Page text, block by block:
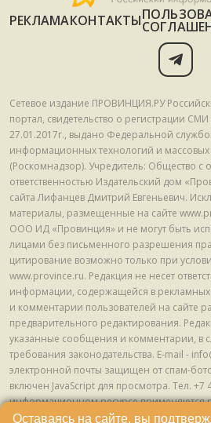
РЕКЛАМАКОНТАКТЫ
Сетевое издание ПРОВИНЦИЯ.РУ
портал, свидетельство о регистрации
27.01.2017г., выдано Федеральной
информационных технологий и
(Роскомнадзор). Учредитель: Общество с
ответственностью Издательский дом
сайта Лифанцев Дмитрий Евгеньевич.
материалы, размещенные на сайте
ООО ИД «Провинция» и не могут быть
лицами без письменного разрешения
цитирование возможно только при
www.province.ru. Редакция не несет
информации, содержащейся в
и комментарии пользователей на сайте
предварительного редактирования.
указанные сообщения и комментарии, в
требования законодательства. E-mail -
электронной почты защищен от спам-
включен JavaScript для просмотра. Tел. +7
информационном ресурсе применяются
технологии (информационные
Оставаясь на сайте, вы